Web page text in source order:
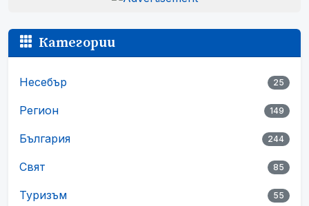
Категории
Несебър 25
Регион 149
България 244
Свят 85
Туризъм 55